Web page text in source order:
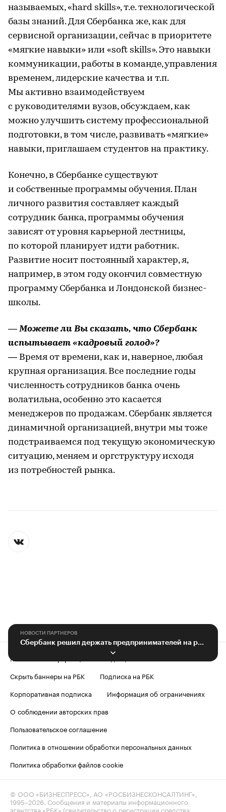
называемых, «hard skills», т.е. технологической
базы знаний. Для Сбербанка же, как для
сервисной организации, сейчас в приоритете
«мягкие навыки» или «soft skills». Это навыки
коммуникации, работы в команде, управления
временем, лидерские качества и т.п.
Мы активно взаимодействуем
с руководителями вузов, обсуждаем, как
можно улучшить систему профессиональной
подготовки, в том числе, развивать «мягкие»
навыки, приглашаем студентов на практику.
Конечно, в Сбербанке существуют
и собственные программы обучения. План
личного развития составляет каждый
сотрудник банка, программы обучения
зависят от уровня карьерной лестницы,
по которой планирует идти работник.
Развитие носит постоянный характер, я,
например, в этом году окончил совместную
программу Сбербанка и Лондонской бизнес-
школы.
— Можете ли Вы сказать, что Сбербанк
испытывает «кадровый голод»?
— Время от времени, как и, наверное, любая
крупная организация. Все последние годы
численность сотрудников банка очень
волатильна, особенно это касается
менеджеров по продажам. Сбербанк является
динамичной организацией, внутри мы тоже
подстраиваемся под текущую экономическую
ситуацию, меняем и оргструктуру исходя
из потребностей рынка.
НОВОСТИ ПАРТНЕРОВ
Контактная информация
Редакция
Скрыть баннеры на РБК
Подписка на РБК
Корпоративная подписка
Информация об ограничениях
О соблюдении авторских прав
Пользовательское соглашение
Политика в отношении обработки персональных данных
Политика обработки файлов cookie
© ООО «БИЗНЕСПРЕСС», АО «РОСБИЗНЕСКОНСАЛТИНГ»,
1995–2026 . Сообщения и материалы информационного
агентства «РБК» (свидетельство о регистрации средства